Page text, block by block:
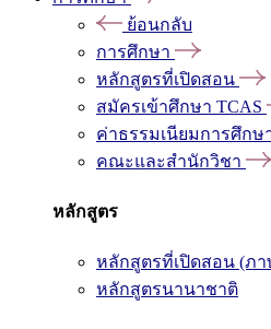
ย้อนกลับ
การศึกษา
หลักสูตรที่เปิดสอน
สมัครเข้าศึกษา TCAS
ค่าธรรมเนียมการศึกษ
คณะและสำนักวิชา
หลักสูตร
หลักสูตรที่เปิดสอน (ภา
หลักสูตรนานาชาติ